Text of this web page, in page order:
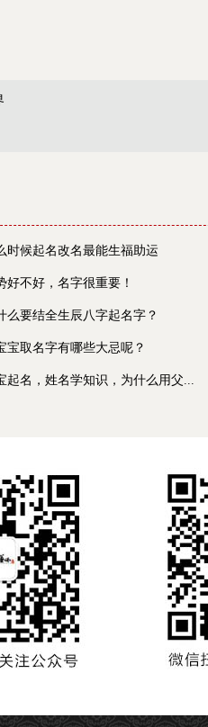
时候起名改名最能生福助运
好不好，名字很重要！
么要结全生辰八字起名字？
宝取名字有哪些大忌呢？
起名，姓名学知识，为什么用父...